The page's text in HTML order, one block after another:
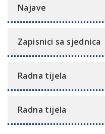
Najave
Zapisnici sa sjednica
Radna tijela
Radna tijela